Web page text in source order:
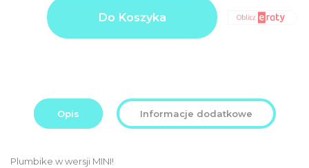
Product
price
total:
PLN
ROWEREK
BIEGOWY
Do Koszyka
Opis Informacje dodatkowe
Plumbike w wersji MINI!